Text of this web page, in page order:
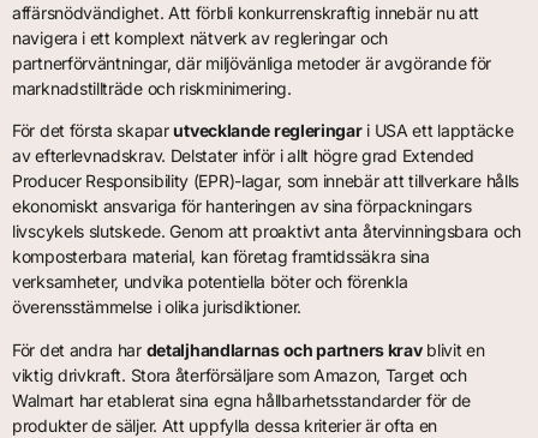
affärsnödvändighet. Att förbli konkurrenskraftig innebär nu att
navigera i ett komplext nätverk av regleringar och
partnerförväntningar, där miljövänliga metoder är avgörande för
marknadstillträde och riskminimering.
För det första skaparutvecklande regleringari USA ett lapptäcke
av efterlevnadskrav. Delstater inför i allt högre grad Extended
Producer Responsibility (EPR)-lagar, som innebär att tillverkare hålls
ekonomiskt ansvariga för hanteringen av sina förpackningars
livscykels slutskede. Genom att proaktivt anta återvinningsbara och
komposterbara material, kan företag framtidssäkra sina
verksamheter, undvika potentiella böter och förenkla
överensstämmelse i olika jurisdiktioner.
För det andra har detaljhandlarnas och partners kravblivit en
viktig drivkraft. Stora återförsäljare som Amazon, Target och
Walmart har etablerat sina egna hållbarhetsstandarder för de
produkter de säljer. Att uppfylla dessa kriterier är ofta en